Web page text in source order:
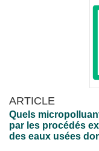
ARTICLE
Quels
par les procédés
des eaux usées